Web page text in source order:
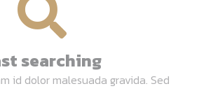
searching
id dolor malesuada gravida. Sed